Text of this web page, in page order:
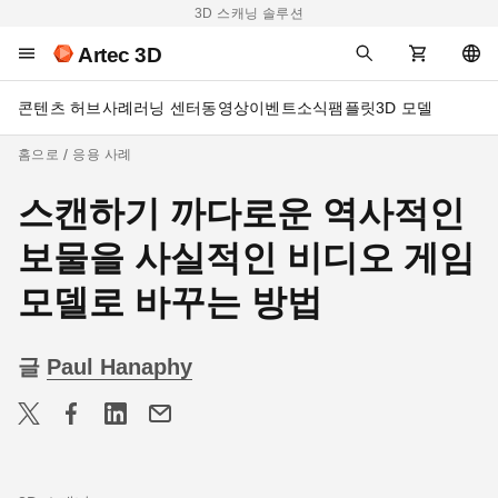
3D 스캐닝 솔루션
Artec 3D
콘텐츠 허브사례러닝 센터동영상이벤트소식팸플릿3D 모델
홈으로 응용 사례
스캔하기 까다로운 역사적인
보물을 사실적인 비디오 게임
모델로 바꾸는 방법
글 Paul Hanaphy